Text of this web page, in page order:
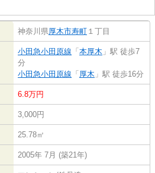
神奈川県厚木市寿町 １丁目
小田急小田原線 「 本厚木 」駅 徒歩7
分
小田急小田原線 「 厚木 」駅 徒歩16分
6.8万円
3,000円
25.78㎡
2005年 7月 (築21年)